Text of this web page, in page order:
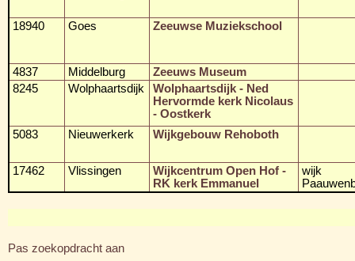
18940 Goes Zeeuwse Muziekschool
4837 Middelburg
Zeeuws Museum
8245
Wolphaartsdijk
Wolphaartsdijk - Ned
Hervormde kerk Nicolaus
- Oostkerk
5083
Nieuwerkerk Wijkgebouw Rehoboth
17462 Vlissingen
Wijkcentrum Open Hof -
RK kerk Emmanuel
wijk
Pas zoekopdracht aan